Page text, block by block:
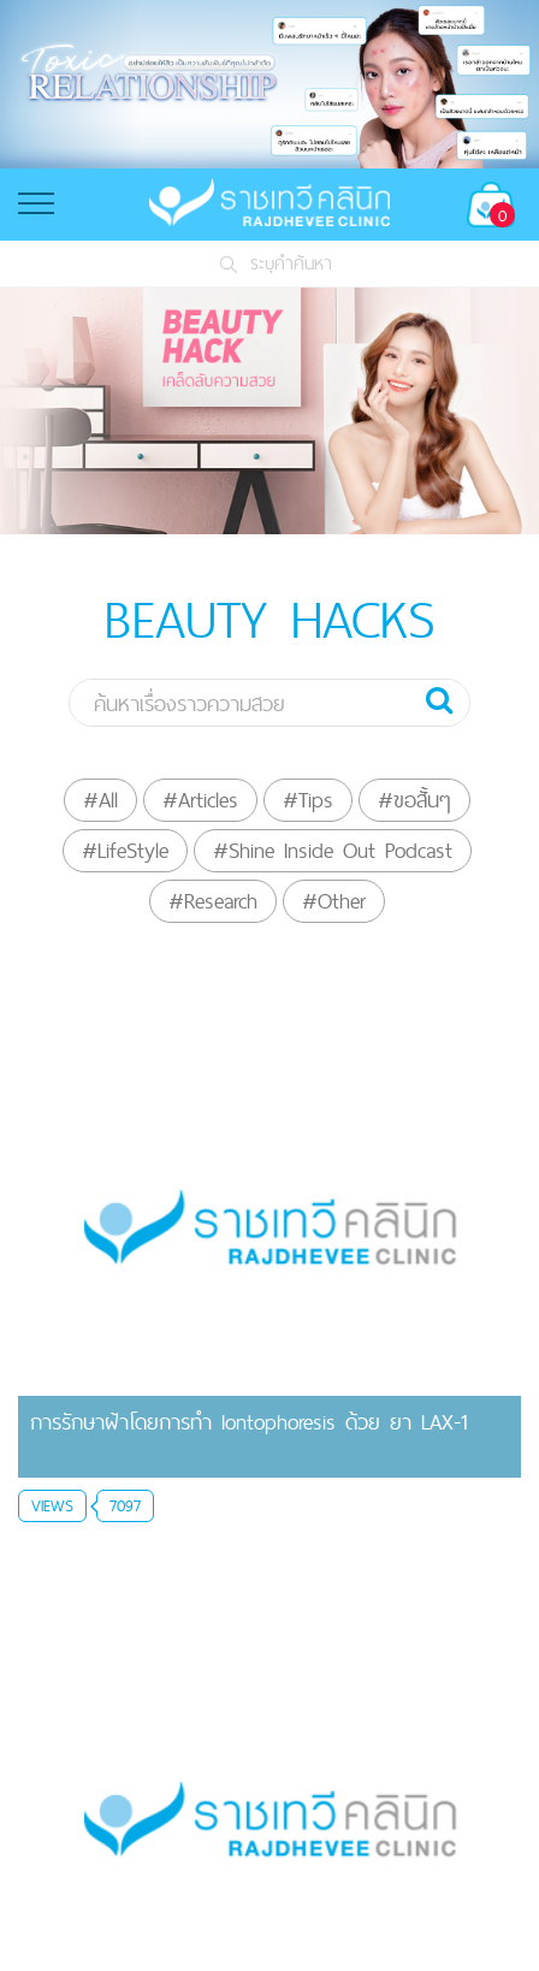
0
ระบุคำค้นหา
BEAUTY HACKS
#All #Articles #Tips
#ขอสั้นๆ
#LifeStyle
#Shine Inside Out Podcast
#Research
#Other
การรักษาฝ้าโดยการทำ Iontophoresis ด้วย ยา LAX-1
VIEWS 7097